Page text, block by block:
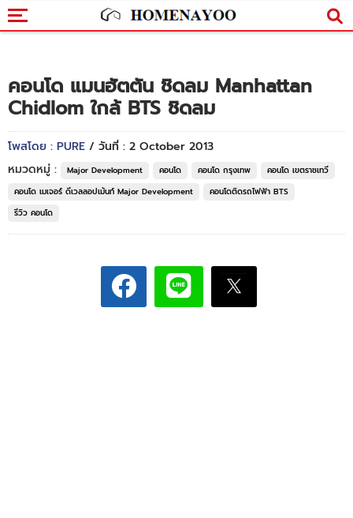
คอนโด แมนฮัตตัน ชิดลม Manhattan
Chidlom ใกล้ BTS ชิดลม
โพสโดย : PURE / วันที่ : 2 October 2013
หมวดหมู่ :
Major Development คอนโด คอนโด กรุงเทพ
คอนโด เขตราชเทวี
คอนโด เมเจอร์ ดีเวลลอปเม้นท์ Major Development
คอนโดติดรถไฟฟ้า BTS
รีวิว คอนโด